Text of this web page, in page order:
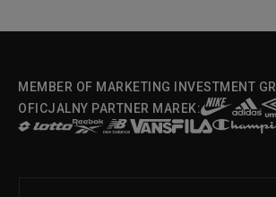
MEMBER OF MARKETING INVESTMENT
OFICJALNY PARTNER MAREK: